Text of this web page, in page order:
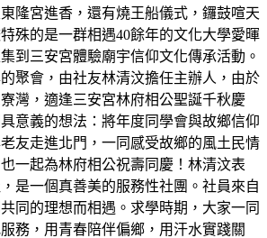
隆宮進香，還有燒王船儀式，鑼鼓喧天
殊的是一群相遇40餘年的文化大學愛暉
到三安宮體驗廟宇信仰文化傳承活動。
聚會，由社友林清汶擔任主辦人，由於
灣，適逢三安宮林府相公聖誕千秋慶
意義的想法：將年度同學會與故鄉信仰
友走進北門，一同感受故鄉的風土民情
一起為林府相公祝壽同慶！林清汶表
是一個真善美的服務性社團。社員來自
同的理想而相遇。求學時期，大家一同
務，用青春陪伴偏鄉，用汗水實踐關